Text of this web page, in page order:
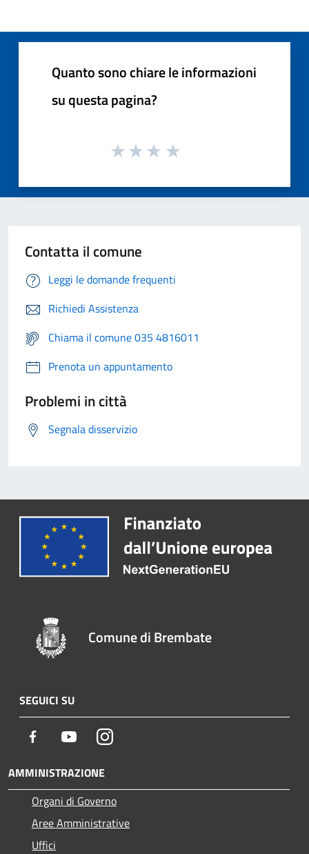
Quanto sono chiare le informazioni
su questa pagina?
Contatta il comune
Leggi le domande frequenti
Richiedi Assistenza
Chiama il comune 035 4816011
Prenota un appuntamento
Problemi in città
Segnala disservizio
Comune di Brembate
SEGUICI SU
Facebook YoutubeInstagram
AMMINISTRAZIONE
Organi di Governo
Aree Amministrative
Uffici